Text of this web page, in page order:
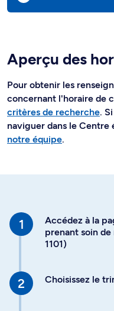
Aperçu des
Pour obtenir les
concernant l'horaire de
critères de recherche.
naviguer dans le Centre
notre équipe.
Accédez à la
prenant soin
1101)
Choisissez le